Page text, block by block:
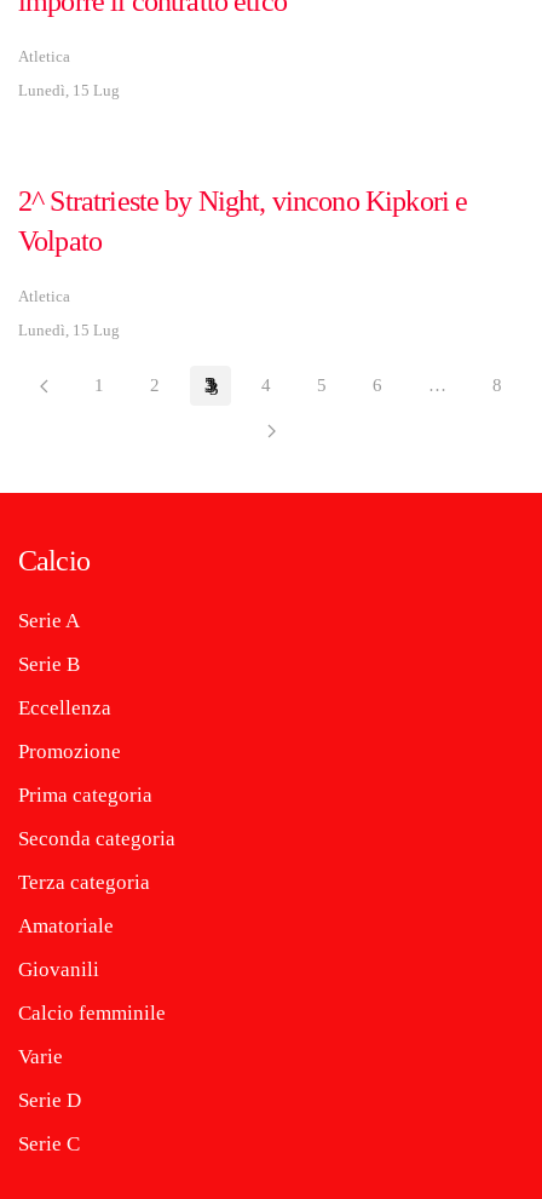
Atletica
Lunedì, 15 Lug
2^ Stratrieste by Night, vincono Kipkori e
Volpato
Atletica
Lunedì, 15 Lug
1 2 3 4 5 6 … 8
Calcio
Serie A
Serie B
Eccellenza
Promozione
Prima categoria
Seconda categoria
Terza categoria
Amatoriale
Giovanili
Calcio femminile
Varie
Serie D
Serie C